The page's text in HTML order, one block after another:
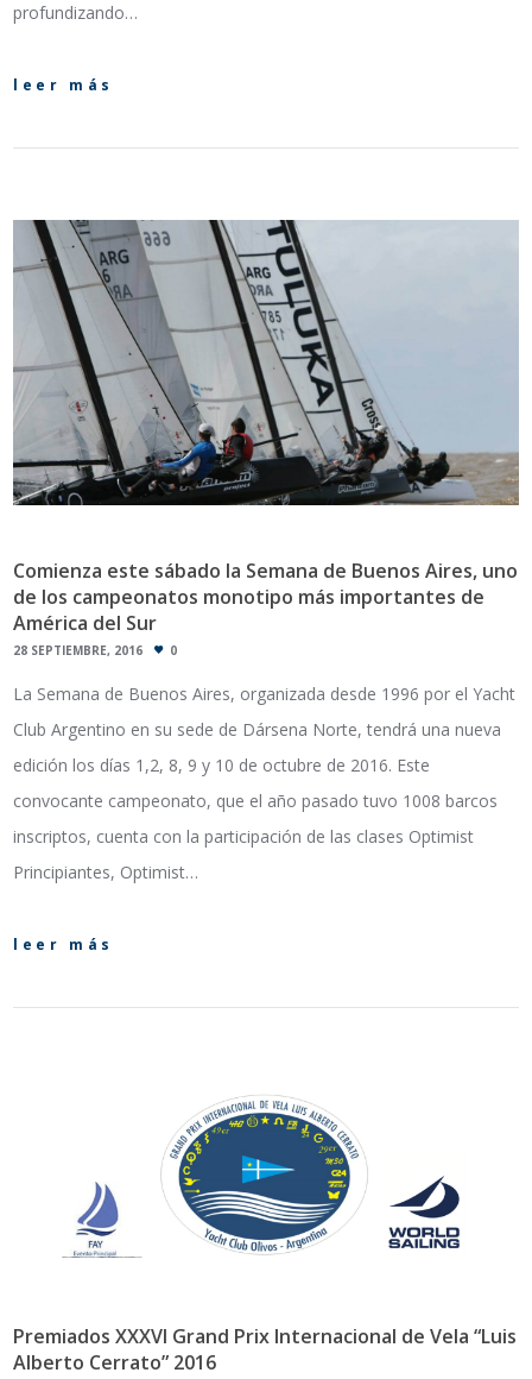
profundizando…
leer más
Comienza este sábado la Semana de Buenos Aires, uno
de los campeonatos monotipo más importantes de
América del Sur
28 SEPTIEMBRE, 2016 0
La Semana de Buenos Aires, organizada desde 1996 por el Yacht
Club Argentino en su sede de Dársena Norte, tendrá una nueva
edición los días 1,2, 8, 9 y 10 de octubre de 2016. Este
convocante campeonato, que el año pasado tuvo 1008 barcos
inscriptos, cuenta con la participación de las clases Optimist
Principiantes, Optimist…
leer más
Premiados XXXVI Grand Prix Internacional de Vela “Luis
Alberto Cerrato” 2016